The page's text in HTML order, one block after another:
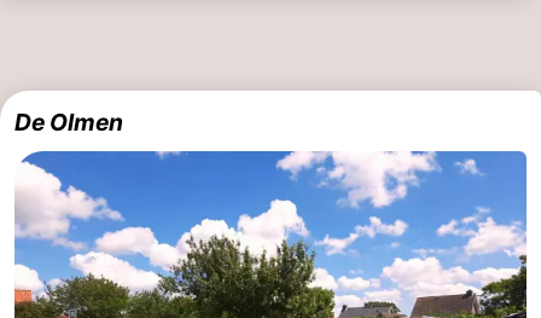
Praktisch
Forum
Route
-
De Olmen